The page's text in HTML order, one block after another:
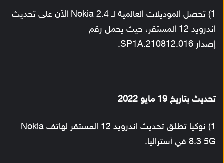
1) تحصل الموديلات العالمية لـ Nokia 2.4 الآن على تحديث
اندرويد 12 المستقر، حيث يحمل رقم
إصدار SP1A.210812.016.
تحديث بتاريخ 19 مايو 2022
1) نوكيا تطلق تحديث اندرويد 12 المستقر لهاتف Nokia
8.3 5G في أستراليا.